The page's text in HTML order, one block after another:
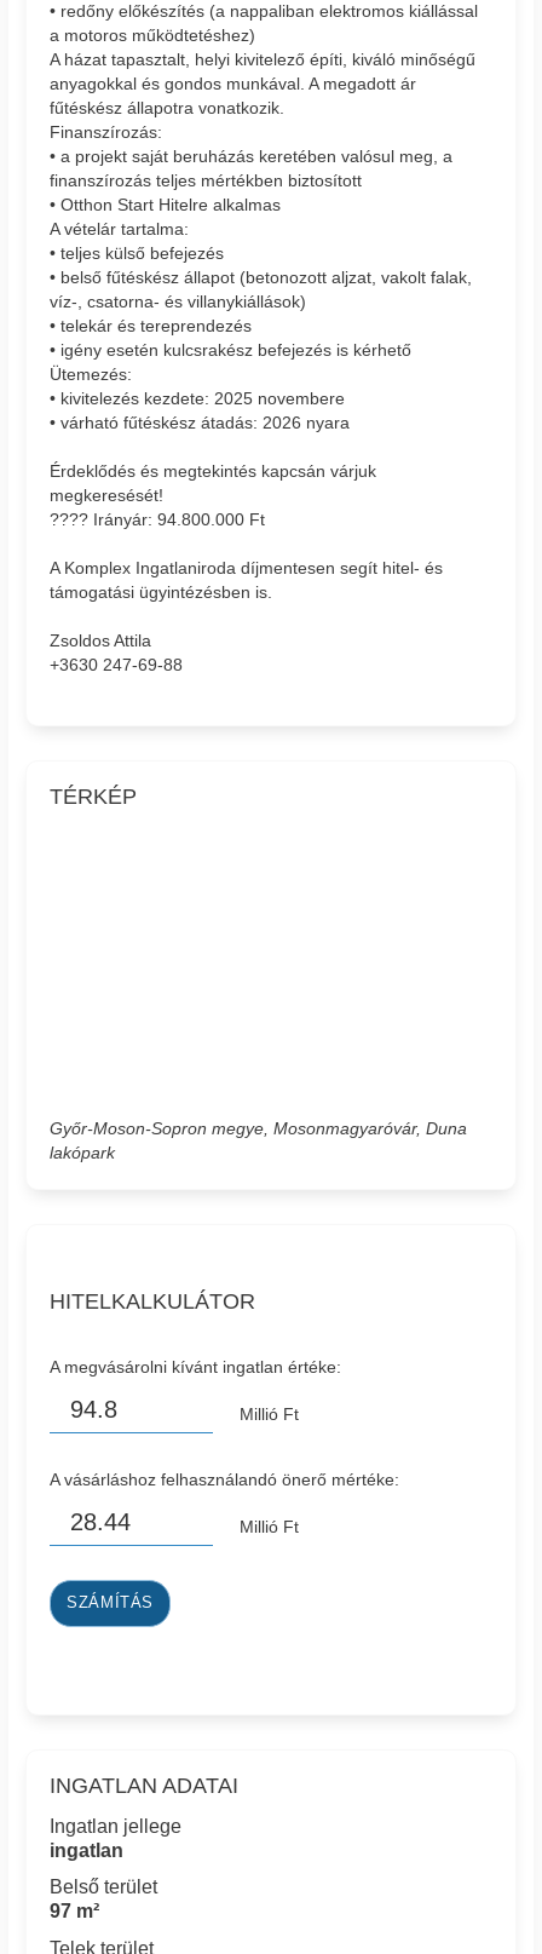
• redőny előkészítés (a nappaliban elektromos kiállással
a motoros működtetéshez)
A házat tapasztalt, helyi kivitelező építi, kiváló minőségű
anyagokkal és gondos munkával. A megadott ár
fűtéskész állapotra vonatkozik.
Finanszírozás:
• a projekt saját beruházás keretében valósul meg, a
finanszírozás teljes mértékben biztosított
• Otthon Start Hitelre alkalmas
A vételár tartalma:
• teljes külső befejezés
• belső fűtéskész állapot (betonozott aljzat, vakolt falak,
víz-, csatorna- és villanykiállások)
• telekár és tereprendezés
• igény esetén kulcsrakész befejezés is kérhető
Ütemezés:
• kivitelezés kezdete: 2025 novembere
• várható fűtéskész átadás: 2026 nyara
Érdeklődés és megtekintés kapcsán várjuk
megkeresését!
???? Irányár: 94.800.000 Ft
A Komplex Ingatlaniroda díjmentesen segít hitel- és
támogatási ügyintézésben is.
Zsoldos Attila
+3630 247-69-88
TÉRKÉP
Győr-Moson-Sopron megye, Mosonmagyaróvár, Duna
lakópark
HITELKALKULÁTOR
A megvásárolni kívánt ingatlan értéke:
Millió Ft
A vásárláshoz felhasználandó önerő mértéke:
Millió Ft
SZÁMÍTÁS
INGATLAN ADATAI
Ingatlan jellege
ingatlan
Belső terület
97 m²
Telek terület